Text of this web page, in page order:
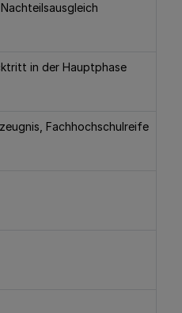
in der Hauptphase
Fachhochschulreife